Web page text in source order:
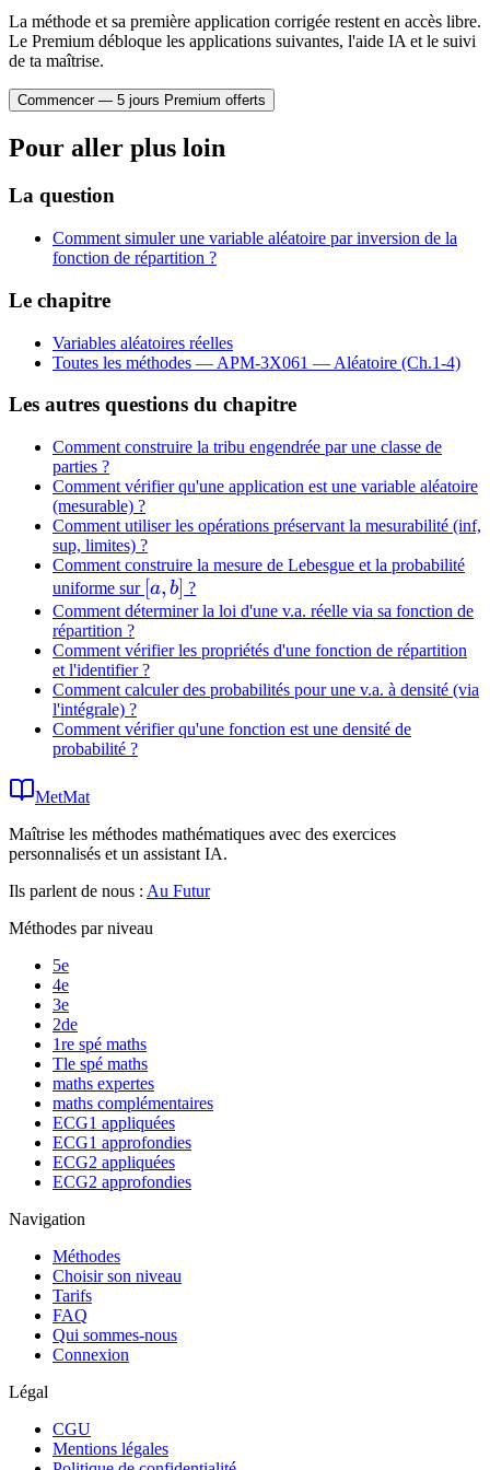
La méthode et sa première application corrigée restent en accès libre.
Le Premium débloque les applications suivantes, l'aide IA et le suivi
de ta maîtrise.
Commencer — 5 jours Premium offerts
Pour aller plus loin
La question
Comment simuler une variable aléatoire par inversion de la
fonction de répartition ?
Le chapitre
Variables aléatoires réelles
Toutes les méthodes — APM-3X061 — Aléatoire (Ch.1-4)
Les autres questions du chapitre
Comment construire la tribu engendrée par une classe de
parties ?
Comment vérifier qu'une application est une variable aléatoire
(mesurable) ?
Comment utiliser les opérations préservant la mesurabilité (inf,
sup, limites) ?
Comment construire la mesure de Lebesgue et la probabilité
uniforme sur [a,b]
[a, b] ?
Comment déterminer la loi d'une v.a. réelle via sa fonction de
répartition ?
Comment vérifier les propriétés d'une fonction de répartition
et l'identifier ?
Comment calculer des probabilités pour une v.a. à densité (via
l'intégrale) ?
Comment vérifier qu'une fonction est une densité de
probabilité ?
MetMat
Maîtrise les méthodes mathématiques avec des exercices
personnalisés et un assistant IA.
Ils parlent de nous : Au Futur
Méthodes par niveau
5e
4e
3e
2de
1re spé maths
Tle spé maths
maths expertes
maths complémentaires
ECG1 appliquées
ECG1 approfondies
ECG2 appliquées
ECG2 approfondies
Navigation
Méthodes
Choisir son niveau
Tarifs
FAQ
Qui sommes-nous
Connexion
Légal
CGU
Mentions légales